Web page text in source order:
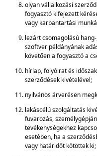
olyan vállalkozási
fogyasztó kifejezett
vagy karbantartási
lezárt csomagolású
szoftver példányának
követően a fogyasztó a
hírlap, folyóirat és
szerződések kivételével;
nyilvános árverésen
lakáscélú szolgáltatás
fuvarozás,
tevékenységekhez
esetében, ha a
vagy határidőt kötöttek ki;